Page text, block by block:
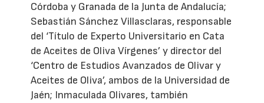
Córdoba y Granada de la Junta de Andalucía;
Sebastián Sánchez Villasclaras, responsable
del ‘Título de Experto Universitario en Cata
de Aceites de Oliva Vírgenes’ y director del
‘Centro de Estudios Avanzados de Olivar y
Aceites de Oliva’, ambos de la Universidad de
Jaén; Inmaculada Olivares, también